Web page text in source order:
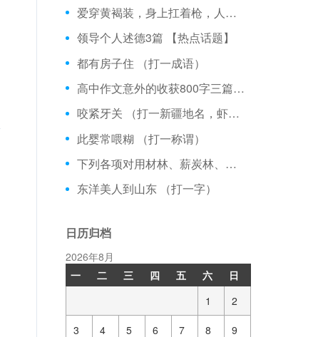
爱穿黄褐装，身上扛着枪，人人都怕我，谁见谁心慌。 （打一动物）
领导个人述德3篇 【热点话题】
都有房子住 （打一成语）
高中作文意外的收获800字三篇 【800字】
咬紧牙关 （打一新疆地名，虾须格）
此婴常喂糊 （打一称谓）
下列各项对用材林、薪炭林、经济林表述不确的是：
东洋美人到山东 （打一字）
日历归档
2026年8月
一
二 三 四 五 六
日
1
2
3 4 5 6 7 8 9